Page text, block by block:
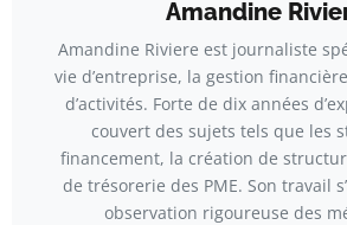
Amandine
Amandine Riviere est journaliste
vie d’entreprise, la gestion
d’activités. Forte de dix années
couvert des sujets tels que les
financement, la création de
de trésorerie des PME. Son travail
observation rigoureuse des